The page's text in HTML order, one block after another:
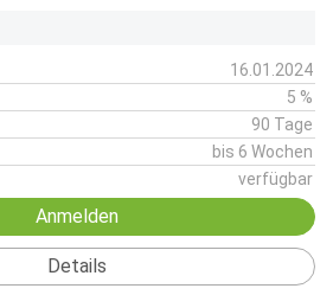
16.01.2024
5 %
90 Tage
bis 6 Wochen
verfügbar
Anmelden
Details